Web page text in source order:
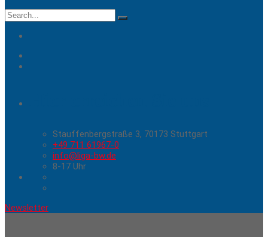
Search
for:
Stauffenbergstraße 3, 70173 Stuttgart
+49 711 61967-0
info@liga-bw.de
8-17 Uhr
Newsletter